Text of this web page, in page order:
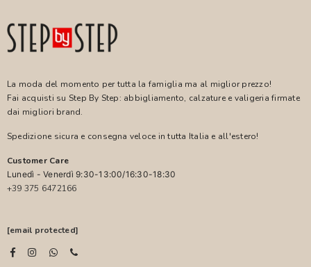
La moda del momento per tutta la famiglia ma al miglior prezzo!
Fai acquisti su Step By Step: abbigliamento, calzature e valigeria firmate
dai migliori brand.
Spedizione sicura e consegna veloce in tutta Italia e all'estero!
Customer Care
Lunedì - Venerdì 9:30-13:00/16:30-18:30
+39 375 6472166
[email protected]